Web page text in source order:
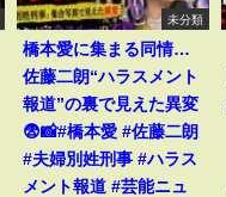
未分類
橋本愛に集まる同情…
佐藤二朗“ハラスメント
報道”の裏で見えた異変
😨📸#橋本愛 #佐藤二朗
#夫婦別姓刑事 #ハラス
メント報道 #芸能ニュ